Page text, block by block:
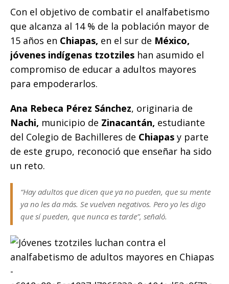
c
e
b
o
o
it
te
r
ai
l
at
s
A
p
p
p
y
Li
n
m
p
ar
ti
Con el objetivo de combatir el analfabetismo
que alcanza al 14 % de la población mayor de
15 años en Chiapas, en el sur de México,
jóvenes indígenas tzotziles han asumido el
compromiso de educar a adultos mayores
para empoderarlos.
Ana Rebeca Pérez Sánchez, originaria de
Nachi, municipio de Zinacantán, estudiante
del Colegio de Bachilleres de Chiapas y parte
de este grupo, reconoció que enseñar ha sido
un reto.
“Hay adultos que dicen que ya no pueden, que su mente
ya no les da más. Se vuelven negativos. Pero yo les digo
que sí pueden, que nunca es tarde”, señaló.